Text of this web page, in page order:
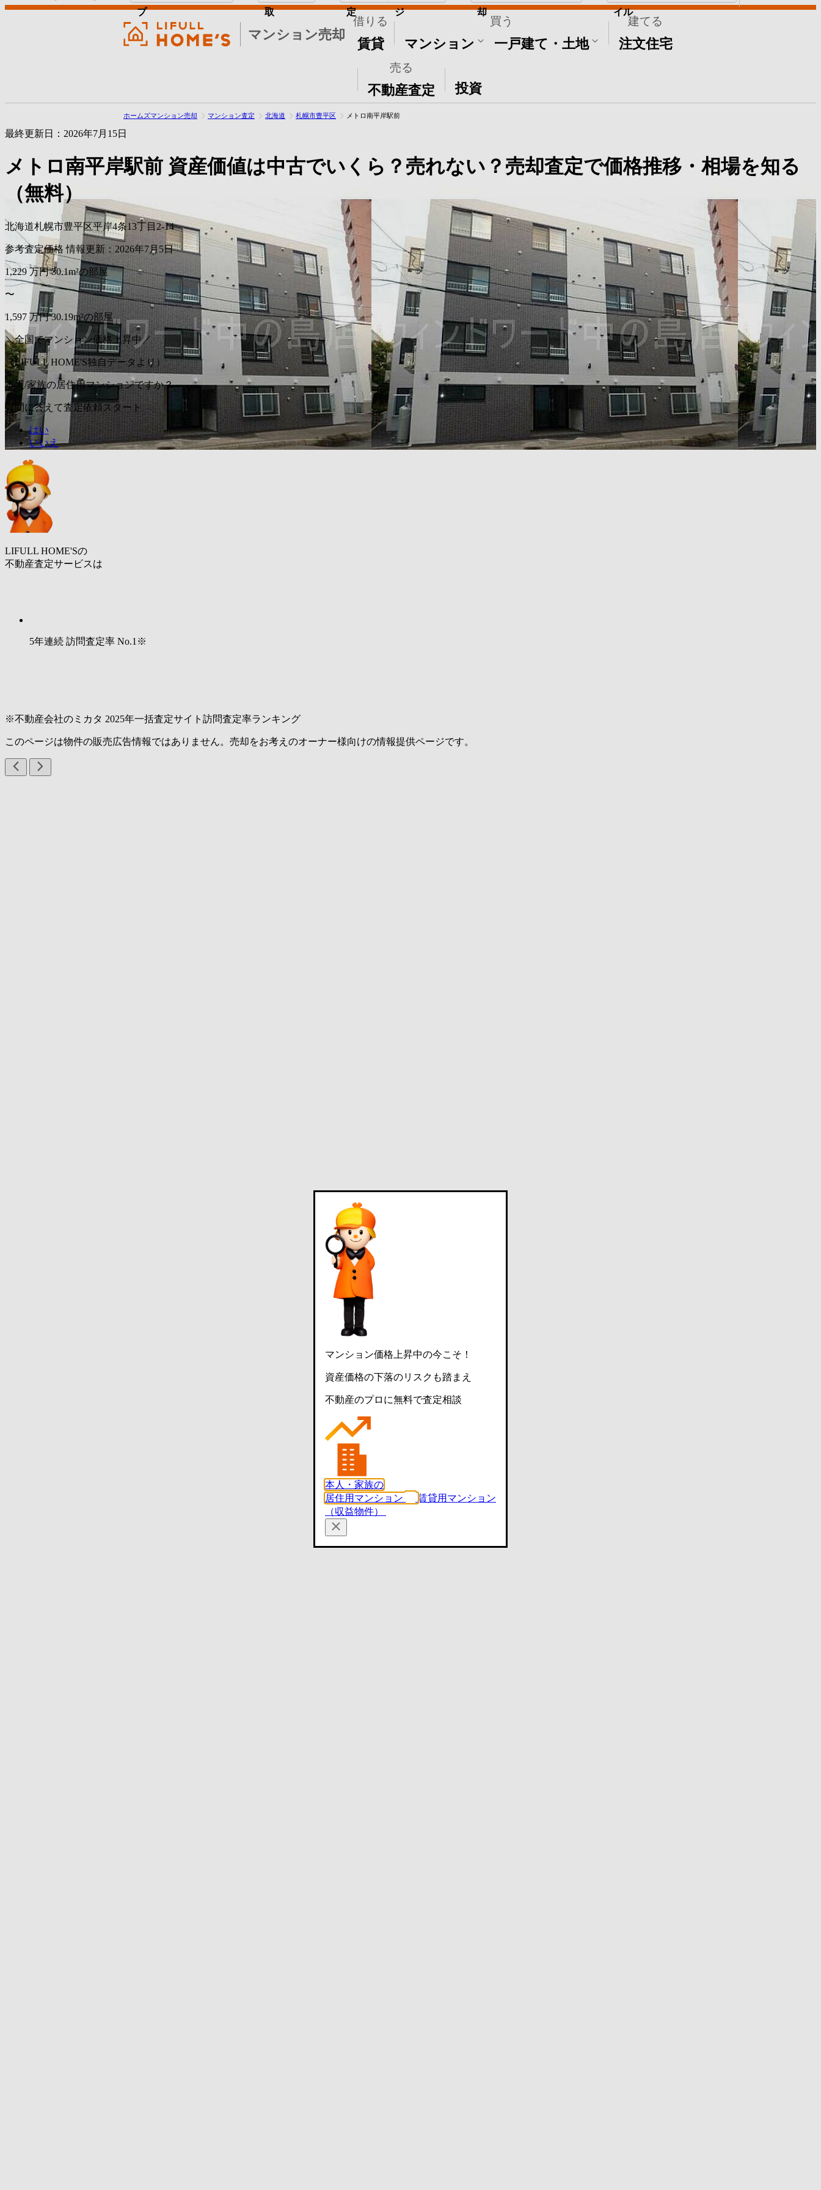
マンション売却
借りる
賃貸
買う
マンション 一戸建て・土地
建てる
注文住宅
売る
不動産査定
その他
投資
プ 取 定 ジ 却 イル
ホームズマンション売却 マンション査定 北海道 札幌市豊平区 メトロ南平岸駅前
最終更新日：2026年7月15日
メトロ南平岸駅前 資産価値は中古でいくら？売れない？売却査定で価格推移・相場を知る
（無料）
北海道札幌市豊平区平岸4条13丁目2-14
参考査定価格 情報更新：2026年7月5日
1,229 万円 30.1m²の部屋
〜
1,597 万円 30.19m²の部屋
＼全国でマンション価格上昇中／
（LIFULL HOME'S独自データより）
本人/家族の居住用マンションですか？
質問に答えて査定依頼スタート
はい
いいえ
LIFULL HOME'Sの
不動産査定サービスは
5年連続 訪問査定率 No.1 ※
※不動産会社のミカタ 2025年一括査定サイト訪問査定率ランキング
このページは物件の販売広告情報ではありません。売却をお考えのオーナー様向けの情報提供ページです。
マンション価格上昇中の今こそ！
資産価格の下落のリスクも踏まえ
不動産のプロに無料で査定相談
本人・家族の
居住用マンション
賃貸用マンション
（収益物件）